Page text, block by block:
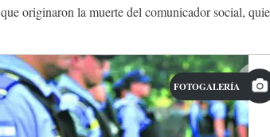
originaron la muerte del comunicador social,
FOTOGALERÍA